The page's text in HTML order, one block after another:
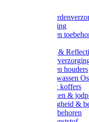
Rapide
Ruiter kleding
Hoofdstellen
Verlichting &
Rapide
Likstenen en houders
Poetsen & wassen
Poetssets & koffers
Ruiter laarzen &
Ruiter veiligheid &
Ruiter - toebehoren